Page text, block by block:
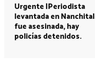
Urgente |Periodista
levantada en Nanchital
fue asesinada, hay
policías detenidos.